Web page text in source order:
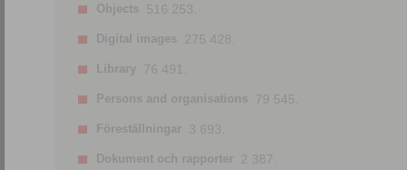
Objects 516 253.
Digital images 275 428.
Library 76 491.
Persons and organisations 79 545.
Föreställningar 3 693.
Dokument och rapporter 2 387.